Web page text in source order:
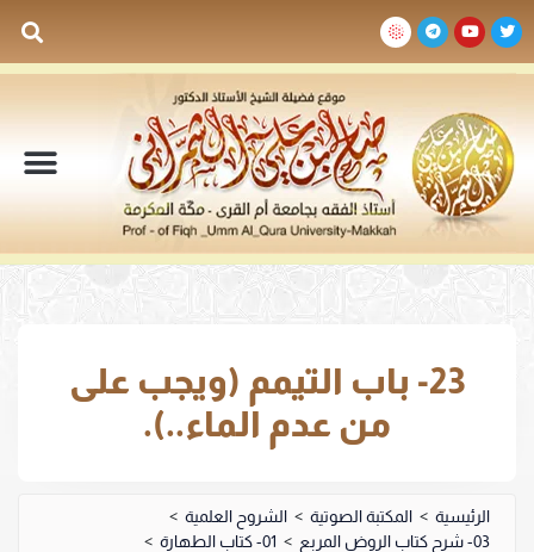
23- باب التيمم (ويجب على
من عدم الماء..).
الرئيسية > المكتبة الصوتية > الشروح العلمية >
03- شرح كتاب الروض المربع
> 01- كتاب الطهارة
>